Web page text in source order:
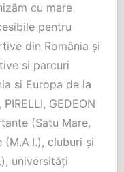
cu mare
pentru
din România şi
si parcuri
si Europa de la
GEDEON
(Satu Mare,
(M.A.I.), cluburi și
universități